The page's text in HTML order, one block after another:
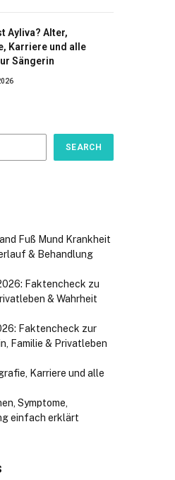
Ayliva? Alter,
Karriere und alle
Sängerin
SEARCH
Fuß Mund Krankheit
& Behandlung
Faktencheck zu
& Wahrheit
Faktencheck zur
Familie & Privatleben
Karriere und alle
Symptome,
einfach erklärt